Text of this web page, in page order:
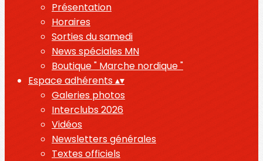
Présentation
Horaires
Sorties du samedi
News spéciales MN
Boutique " Marche nordique "
Espace adhérents▴▾
Galeries photos
Interclubs 2026
Vidéos
Newsletters générales
Textes officiels